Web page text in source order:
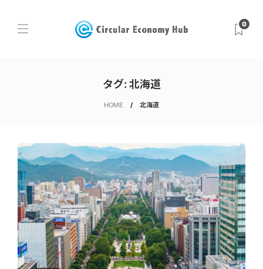
0
タグ: 北海道
HOME 北海道